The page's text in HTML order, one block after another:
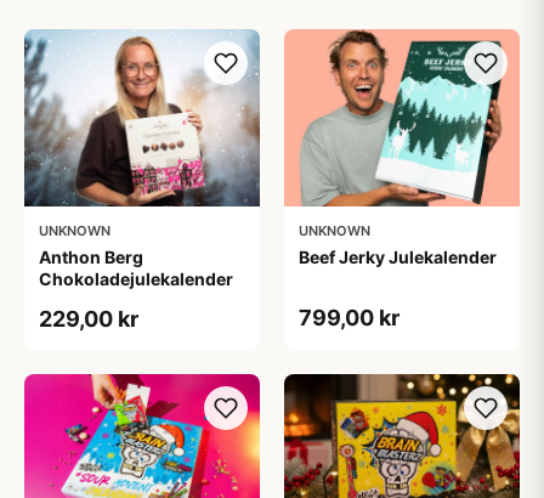
UNKNOWN
Anthon Berg
Chokoladejulekalender
229,00 kr
UNKNOWN
Beef Jerky Julekalender
799,00 kr